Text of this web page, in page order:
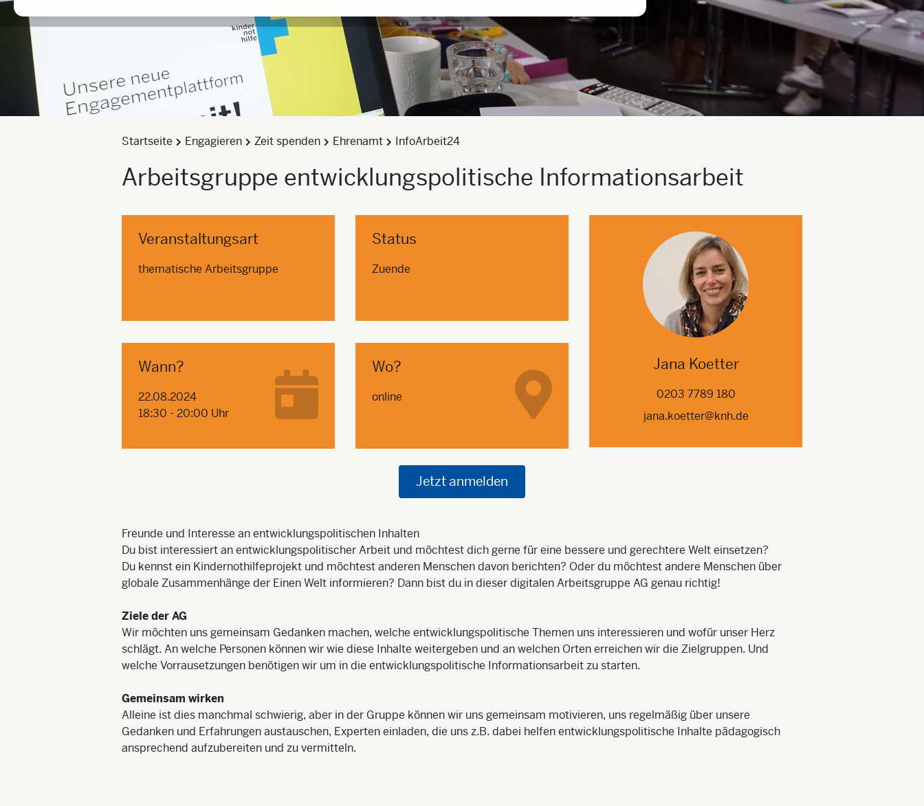
Startseite Engagieren Zeit spenden Ehrenamt InfoArbeit24
Arbeitsgruppe entwicklungspolitische Informationsarbeit
Veranstaltungsart
thematische Arbeitsgruppe
Wann?
22.08.2024
18:30 - 20:00 Uhr
Status
Zuende
Wo?
online
Jana Koetter
0203 7789 180
jana.koetter@knh.de
Jetzt anmelden
Freunde und Interesse an entwicklungspolitischen Inhalten
Du bist interessiert an entwicklungspolitischer Arbeit und möchtest dich gerne für eine bessere und gerechtere Welt einsetzen?
Du kennst ein Kindernothilfeprojekt und möchtest anderen Menschen davon berichten? Oder du möchtest andere Menschen über
globale Zusammenhänge der Einen Welt informieren? Dann bist du in dieser digitalen Arbeitsgruppe AG genau richtig!
Ziele der AG
Wir möchten uns gemeinsam Gedanken machen, welche entwicklungspolitische Themen uns interessieren und wofür unser Herz
schlägt. An welche Personen können wir wie diese Inhalte weitergeben und an welchen Orten erreichen wir die Zielgruppen. Und
welche Vorrausetzungen benötigen wir um in die entwicklungspolitische Informationsarbeit zu starten.
Gemeinsam wirken
Alleine ist dies manchmal schwierig, aber in der Gruppe können wir uns gemeinsam motivieren, uns regelmäßig über unsere
Gedanken und Erfahrungen austauschen, Experten einladen, die uns z.B. dabei helfen entwicklungspolitische Inhalte pädagogisch
ansprechend aufzubereiten und zu vermitteln.